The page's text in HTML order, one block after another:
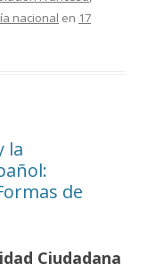
nacional en 17
la
de
Ciudadana